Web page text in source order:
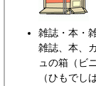
雑誌・本・
雑誌、本、
ュの箱（ビ
（ひもでし